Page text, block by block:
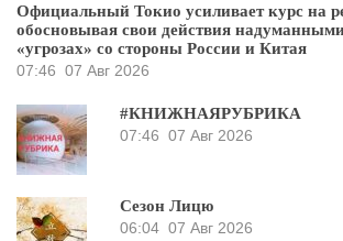
Официальный Токио усиливает курс на
обосновывая свои действия
«угрозах» со стороны России и Китая
07:46 07 Авг 2026
#КНИЖНАЯРУБРИКА
07:46 07 Авг 2026
Сезон Лицю
06:04 07 Авг 2026